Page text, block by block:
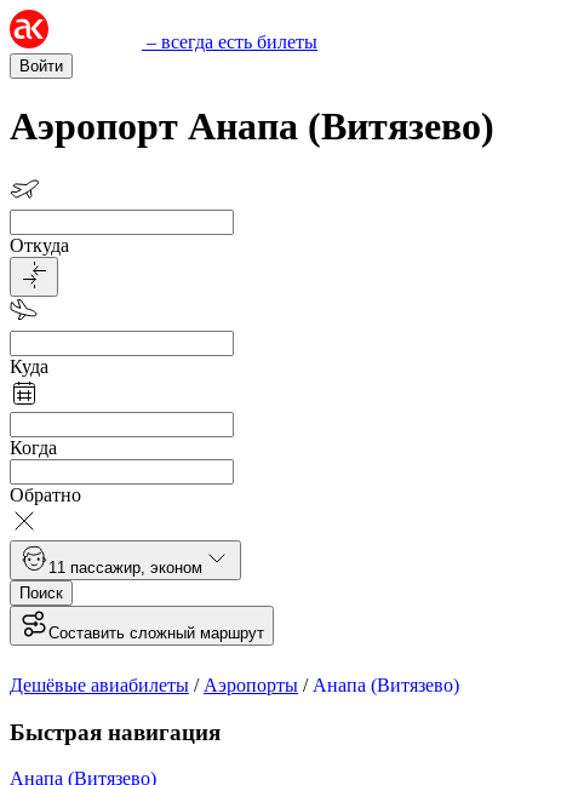
– всегда есть билеты
Войти
Аэропорт Анапа (Витязево)
Откуда
Куда
Когда
Обратно
1 1 пассажир эконом
Поиск
Составить сложный маршрут
Дешёвые авиабилеты / Аэропорты / Анапа (Витязево)
Быстрая навигация
Анапа (Витязево)